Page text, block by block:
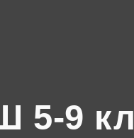
5-9 кл